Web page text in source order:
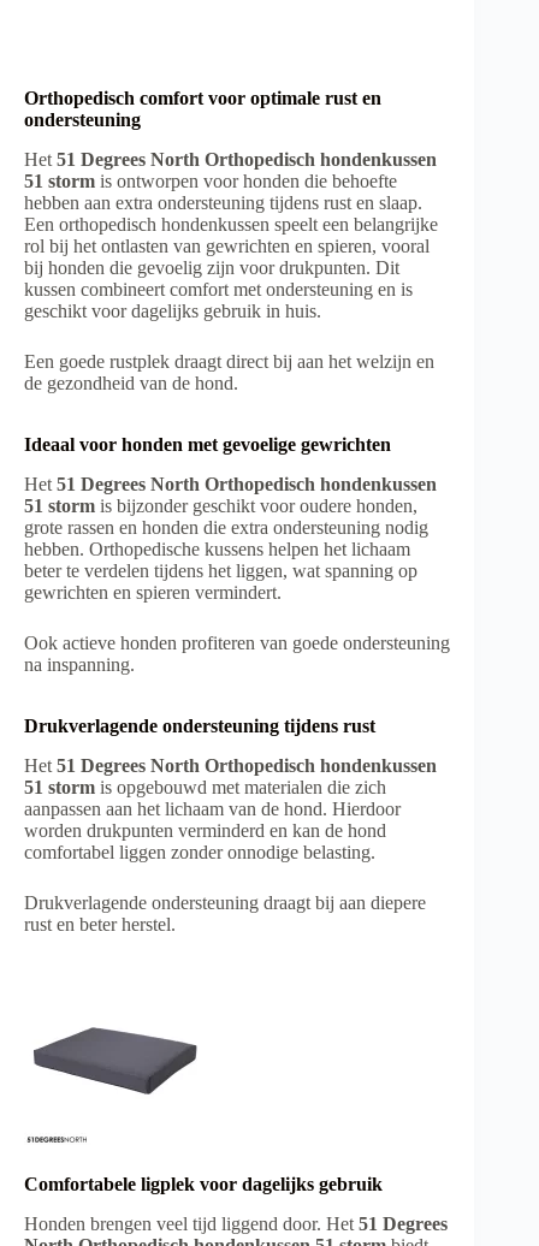
Orthopedisch comfort voor optimale rust en
ondersteuning
Het 51 Degrees North Orthopedisch hondenkussen
51 storm is ontworpen voor honden die behoefte
hebben aan extra ondersteuning tijdens rust en slaap.
Een orthopedisch hondenkussen speelt een belangrijke
rol bij het ontlasten van gewrichten en spieren, vooral
bij honden die gevoelig zijn voor drukpunten. Dit
kussen combineert comfort met ondersteuning en is
geschikt voor dagelijks gebruik in huis.
Een goede rustplek draagt direct bij aan het welzijn en
de gezondheid van de hond.
Ideaal voor honden met gevoelige gewrichten
Het 51 Degrees North Orthopedisch hondenkussen
51 storm is bijzonder geschikt voor oudere honden,
grote rassen en honden die extra ondersteuning nodig
hebben. Orthopedische kussens helpen het lichaam
beter te verdelen tijdens het liggen, wat spanning op
gewrichten en spieren vermindert.
Ook actieve honden profiteren van goede ondersteuning
na inspanning.
Drukverlagende ondersteuning tijdens rust
Het 51 Degrees North Orthopedisch hondenkussen
51 storm is opgebouwd met materialen die zich
aanpassen aan het lichaam van de hond. Hierdoor
worden drukpunten verminderd en kan de hond
comfortabel liggen zonder onnodige belasting.
Drukverlagende ondersteuning draagt bij aan diepere
rust en beter herstel.
Comfortabele ligplek voor dagelijks gebruik
Honden brengen veel tijd liggend door. Het 51 Degrees